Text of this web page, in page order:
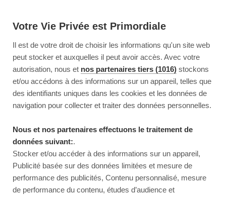
Votre Vie Privée est Primordiale
Il est de votre droit de choisir les informations qu'un site web
peut stocker et auxquelles il peut avoir accès. Avec votre
autorisation, nous et nos partenaires tiers (1016) stockons
et/ou accédons à des informations sur un appareil, telles que
des identifiants uniques dans les cookies et les données de
navigation pour collecter et traiter des données personnelles.
Nous et nos partenaires effectuons le traitement de
données suivant:.
Stocker et/ou accéder à des informations sur un appareil,
Publicité basée sur des données limitées et mesure de
performance des publicités, Contenu personnalisé, mesure
de performance du contenu, études d’audience et